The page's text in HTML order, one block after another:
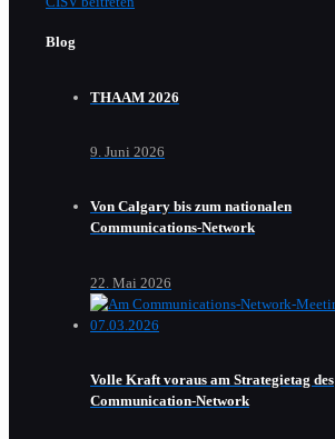
Blog
THAAM 2026
9. Juni 2026
Von Calgary bis zum nationalen
Communications-Network
22. Mai 2026
Volle Kraft voraus am Strategietag des
Communication-Network